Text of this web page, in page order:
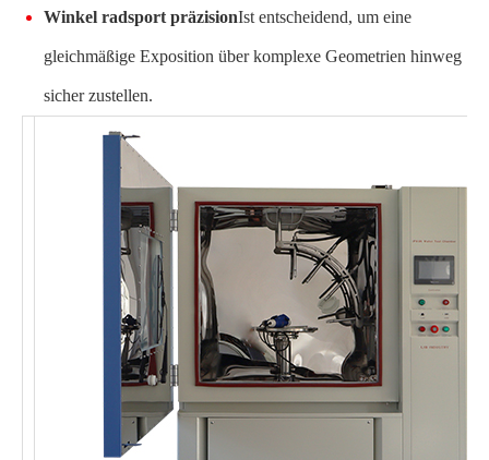
Winkel radsport präzisionIst entscheidend, um eine
gleichmäßige Exposition über komplexe Geometrien hinweg
sicher zustellen.